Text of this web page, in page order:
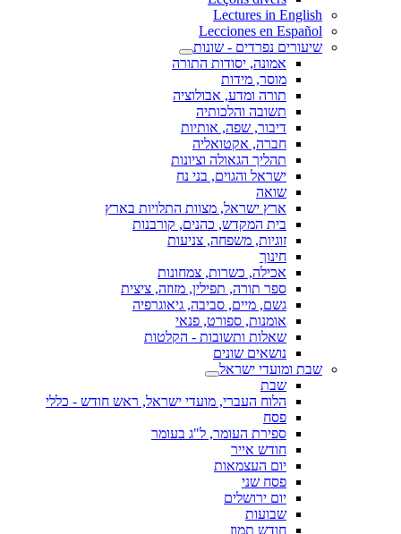
Lectures in English
Lecciones en Español
שיעורים נפרדים - שונות
אמונה, יסודות התורה
מוסר, מידות
תורה ומדע, אבולוציה
תשובה והלכותיה
דיבור, שפה, אותיות
חברה, אקטואליה
תהליך הגאולה וציונות
ישראל והגוים, בני נח
שואה
ארץ ישראל, מצוות התלויות בארץ
בית המקדש, כהנים, קורבנות
זוגיות, משפחה, צניעות
חינוך
אכילה, כשרות, צמחונות
ספר תורה, תפילין, מזוזה, ציצית
גשם, מיים, סביבה, גיאוגרפיה
אומנות, ספורט, פנאי
שאלות ותשובות - הקלטות
נושאים שונים
שבת ומועדי ישראל
שבת
הלוח העברי, מועדי ישראל, ראש חודש - כללי
פסח
ספירת העומר, ל"ג בעומר
חודש אייר
יום העצמאות
פסח שני
יום ירושלים
שבועות
חודש תמוז